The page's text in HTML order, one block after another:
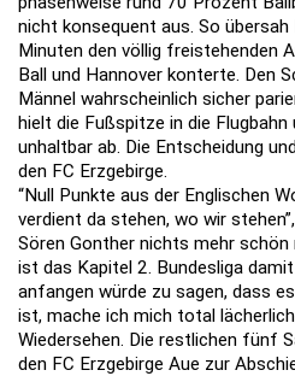
nicht konsequent aus. So
Minuten den völlig freistehenden
Ball und Hannover konterte. Den
Männel wahrscheinlich sicher
hielt die Fußspitze in die
unhaltbar ab. Die Entscheidung
den FC Erzgebirge.
“Null Punkte aus der Englischen
verdient da stehen, wo wir
Sören Gonther nichts mehr
ist das Kapitel 2. Bundesliga
anfangen würde zu sagen, dass
ist, mache ich mich total
Wiedersehen. Die restlichen fünf
den FC Erzgebirge Aue zur